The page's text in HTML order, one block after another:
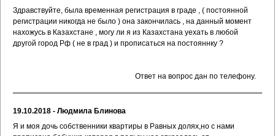
Здравствуйте, была временная регистрация в граде , ( постоянной
регистрации никогда не было ) она закончилась , на данный момент
нахожусь в Казахстане , могу ли я из Казахстана уехать в любой
другой город Рф ( не в град ) и прописаться на постояннку ?
Ответ на вопрос дан по телефону.
19.10.2018 - Людмила Блинова
Я и моя дочь собственники квартиры в Равных долях,но с нами